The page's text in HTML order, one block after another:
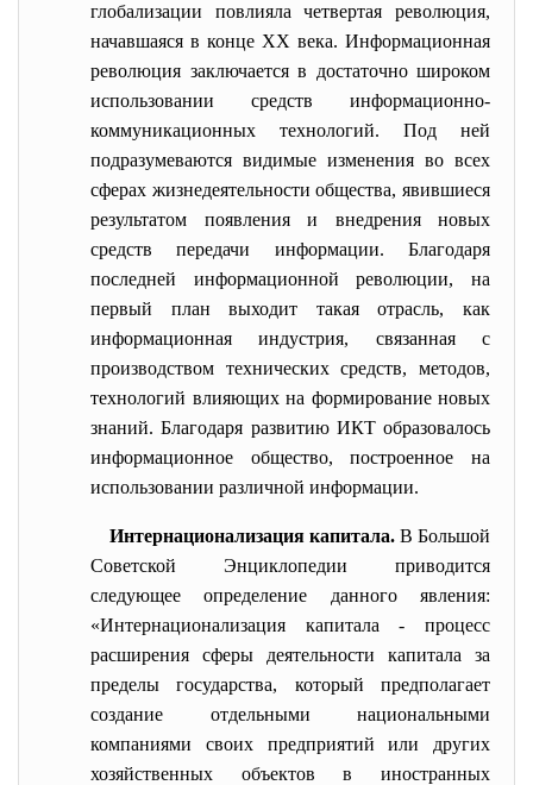
глобализации повлияла четвертая революция,
начавшаяся в конце XX века. Информационная
революция заключается в достаточно широком
использовании средств информационно-
коммуникационных технологий. Под ней
подразумеваются видимые изменения во всех
сферах жизнедеятельности общества, явившиеся
результатом появления и внедрения новых
средств передачи информации. Благодаря
последней информационной революции, на
первый план выходит такая отрасль, как
информационная индустрия, связанная с
производством технических средств, методов,
технологий влияющих на формирование новых
знаний. Благодаря развитию ИКТ образовалось
информационное общество, построенное на
использовании различной информации.
Интернационализация капитала. В Большой
Советской Энциклопедии приводится
следующее определение данного явления:
«Интернационализация капитала - процесс
расширения сферы деятельности капитала за
пределы государства, который предполагает
создание отдельными национальными
компаниями своих предприятий или других
хозяйственных объектов в иностранных